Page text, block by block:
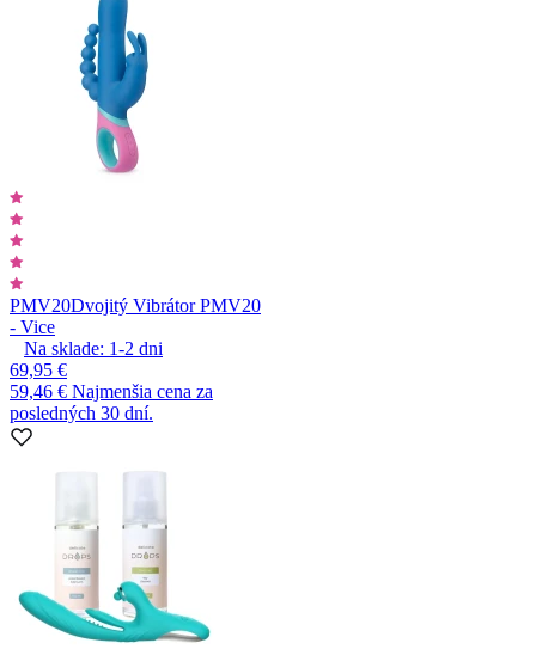
PMV20Dvojitý Vibrátor PMV20
- Vice
Na sklade: 1-2 dni
69,95 €
59,46 € Najmenšia cena za
posledných 30 dní.